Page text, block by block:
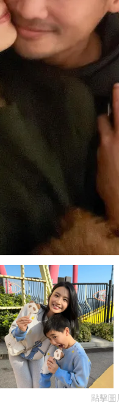
點擊